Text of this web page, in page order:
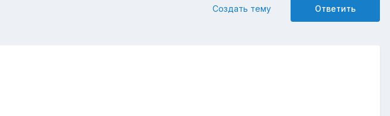
Ответить
Создать тему